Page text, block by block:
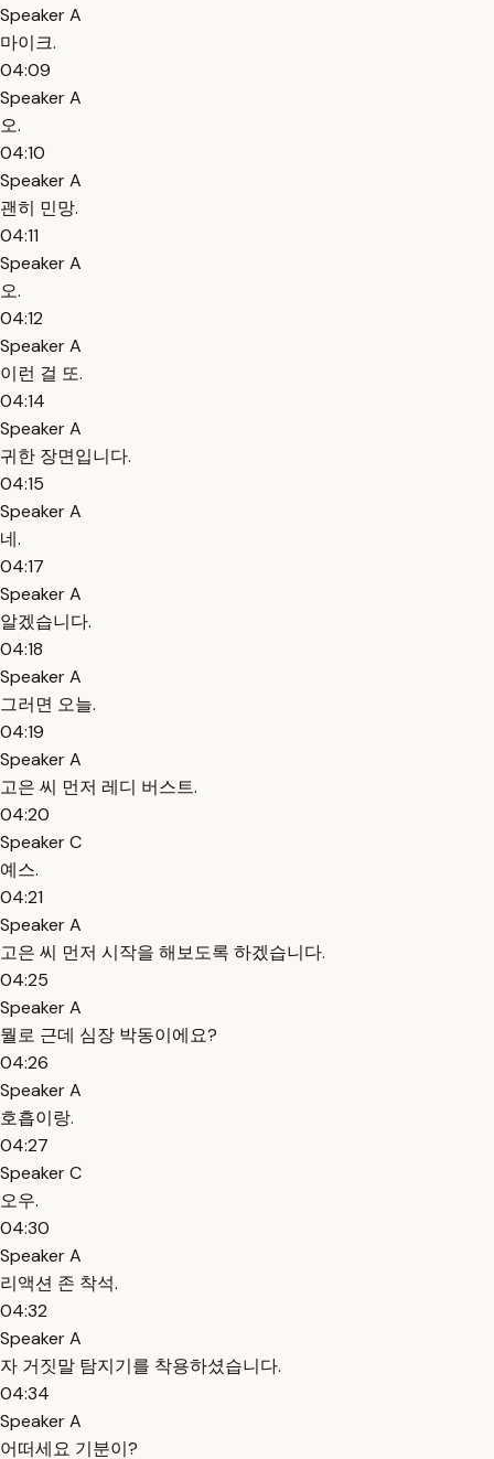
Speaker A
마이크.
04:09
Speaker A
오.
04:10
Speaker A
괜히 민망.
04:11
Speaker A
오.
04:12
Speaker A
이런 걸 또.
04:14
Speaker A
귀한 장면입니다.
04:15
Speaker A
네.
04:17
Speaker A
알겠습니다.
04:18
Speaker A
그러면 오늘.
04:19
Speaker A
고은 씨 먼저 레디 버스트.
04:20
Speaker C
예스.
04:21
Speaker A
고은 씨 먼저 시작을 해보도록 하겠습니다.
04:25
Speaker A
뭘로 근데 심장 박동이에요?
04:26
Speaker A
호흡이랑.
04:27
Speaker C
오우.
04:30
Speaker A
리액션 존 착석.
04:32
Speaker A
자 거짓말 탐지기를 착용하셨습니다.
04:34
Speaker A
어떠세요 기분이?